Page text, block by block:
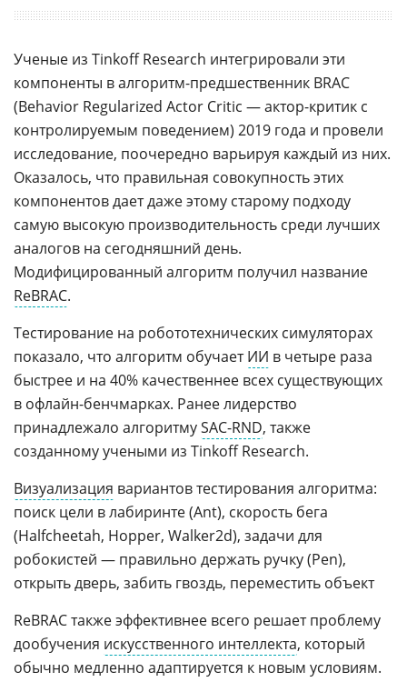
Ученые из Tinkoff Research интегрировали эти
компоненты в алгоритм-предшественник BRAC
(Behavior Regularized Actor Critic — актор-критик с
контролируемым поведением) 2019 года и провели
исследование, поочередно варьируя каждый из них.
Оказалось, что правильная совокупность этих
компонентов дает даже этому старому подходу
самую высокую производительность среди лучших
аналогов на сегодняшний день.
Модифицированный алгоритм получил название
ReBRAC.
Тестирование на робототехнических симуляторах
показало, что алгоритм обучаетИИ в четыре раза
быстрее и на 40% качественнее всех существующих
в офлайн-бенчмарках. Ранее лидерство
принадлежало алгоритмуSAC-RND, также
созданному учеными из Tinkoff Research.
Визуализация вариантов тестирования алгоритма:
поиск цели в лабиринте (Ant), скорость бега
(Halfcheetah, Hopper, Walker2d), задачи для
робокистей — правильно держать ручку (Pen),
открыть дверь, забить гвоздь, переместить объект
ReBRAC также эффективнее всего решает проблему
дообучения искусственного интеллекта, который
обычно медленно адаптируется к новым условиям.